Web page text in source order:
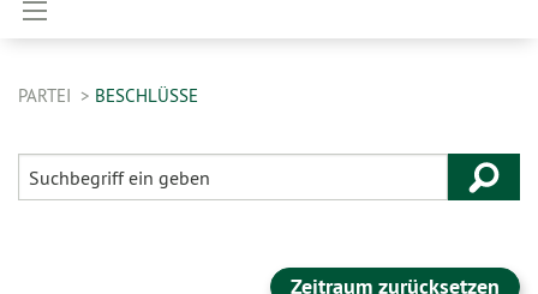
PARTEI BESCHLÜSSE
Zeitraum zurücksetzen